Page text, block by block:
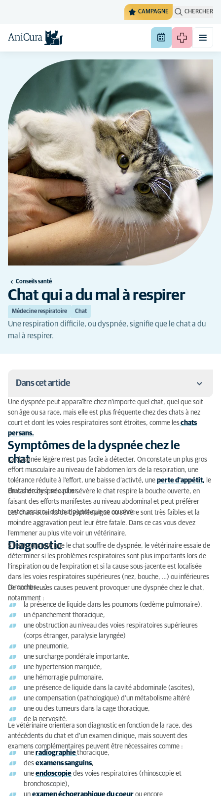
CAMPAGNE CHERCHER
Conseils santé
Chat qui a du mal à respirer
Médecine respiratoire Chat
Une respiration difficile, ou dyspnée, signifie que le chat a du
mal à respirer.
Dans cet article
Symptômes de la dyspnée chez le chat
Diagnostic
Traitement de la dyspnée chez le chat
Une dyspnée peut apparaître chez n’importe quel chat, quel que soit
son âge ou sa race, mais elle est plus fréquente chez des chats à nez
court et dont les voies respiratoires sont étroites, comme leschats
persans.
Symptômes de la dyspnée chez le
chat
La dyspnée légère n'est pas facile à détecter. On constate un plus gros
effort musculaire au niveau de l'abdomen lors de la respiration, une
tolérance réduite à l'effort, une baisse d’activté, une perte d'appétit, le
chat cherche à se cacher.
En cas de dyspnée plus sévère le chat respire la bouche ouverte, en
faisant des efforts manifestes au niveau abdominal et peut préférer
rester assis ou debout plutôt que se coucher.
Les chats atteints de dyspnée aiguë ou sévère sont très faibles et la
moindre aggravation peut leur être fatale. Dans ce cas vous devez
l'emmener au plus vite voir un vétérinaire.
Diagnostic
S'il est constaté que le chat souffre de dyspnée, le vétérinaire essaie de
déterminer si les problèmes respiratoires sont plus importants lors de
l’inspiration ou de l'expiration et si la cause sous-jacente est localisée
dans les voies respiratoires supérieures (nez, bouche, …) ou inférieures
(bronches, …).
De nombreuses causes peuvent provoquer une dyspnée chez le chat,
notamment :
la présence de liquide dans les poumons (œdème pulmonaire),
un épanchement thoracique,
une obstruction au niveau des voies respiratoires supérieures
(corps étranger, paralysie laryngée)
une pneumonie,
une surcharge pondérale importante,
une hypertension marquée,
une hémorragie pulmonaire,
une présence de liquide dans la cavité abdominale (ascites),
une compensation (pathologique) d'un métabolisme altéré
une ou des tumeurs dans la cage thoracique,
de la nervosité.
Le vétérinaire orientera son diagnostic en fonction de la race, des
antécédents du chat et d'un examen clinique, mais souvent des
examens complémentaires peuvent être nécessaires comme :
une radiographiethoracique,
des examens sanguins,
une endoscopie des voies respiratoires (rhinoscopie et
bronchoscopie),
un examen échographique du coeur ou encore